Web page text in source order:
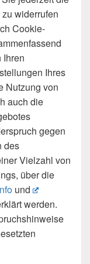
widerrufen
Cookie-
Ihren
Ihres
Nutzung von
auch die
gegen
des
Vielzahl von
über die
und
werden.